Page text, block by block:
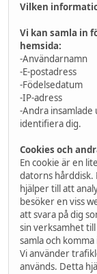
Vilken
Vi kan samla in
hemsida:
-Användarnamn
-E-postadress
-Födelsedatum
-IP-adress
-Andra
identifiera dig.
Cookies och
En cookie är en
datorns hårddisk.
hjälper till att
besöker en viss
att svara på dig
sin verksamhet
samla och
Vi använder
används. Detta